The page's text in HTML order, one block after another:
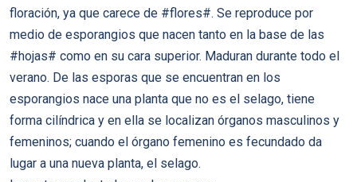
floración, ya que carece de #flores#. Se reproduce por
medio de esporangios que nacen tanto en la base de las
#hojas# como en su cara superior. Maduran durante todo el
verano. De las esporas que se encuentran en los
esporangios nace una planta que no es el selago, tiene
forma cilíndrica y en ella se localizan órganos masculinos y
femeninos; cuando el órgano femenino es fecundado da
lugar a una nueva planta, el selago.